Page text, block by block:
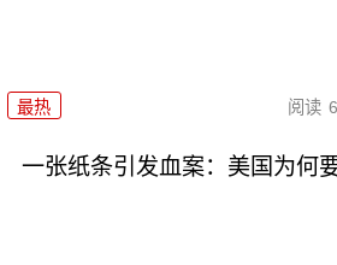
最热 阅读
一张纸条引发血案：美国为何要